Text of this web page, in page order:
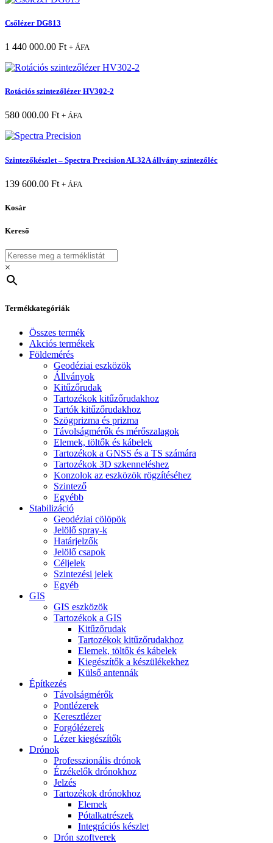
Csőlézer DG813
1 440 000.00 Ft + ÁFA
Rotációs szintezőlézer HV302-2
580 000.00 Ft + ÁFA
Szintezőkészlet – Spectra Precision AL32A állvány szintezőléc
139 600.00 Ft + ÁFA
Kosár
Kereső
×
Termékkategóriák
Összes termék
Akciós termékek
Földemérés
Geodéziai eszközök
Állványok
Kitűzőrudak
Tartozékok kitűzőrudakhoz
Tartók kitűzőrudakhoz
Szögprizma és prizma
Távolságmérők és mérőszalagok
Elemek, töltők és kábelek
Tartozékok a GNSS és a TS számára
Tartozékok 3D szkenneléshez
Konzolok az eszközök rögzítéséhez
Szintező
Egyébb
Stabilizáció
Geodéziai cölöpök
Jelölő spray-k
Határjelzők
Jelölő csapok
Céljelek
Szintezési jelek
Egyéb
GIS
GIS eszközök
Tartozékok a GIS
Kitűzőrudak
Tartozékok kitűzőrudakhoz
Elemek, töltők és kábelek
Kiegészítők a készülékekhez
Külső antennák
Építkezés
Távolságmérők
Pontlézerek
Keresztlézer
Forgólézerek
Lézer kiegészítők
Drónok
Professzionális drónok
Érzékelők drónokhoz
Jelzés
Tartozékok drónokhoz
Elemek
Pótalkatrészek
Integrációs készlet
Drón szoftverek